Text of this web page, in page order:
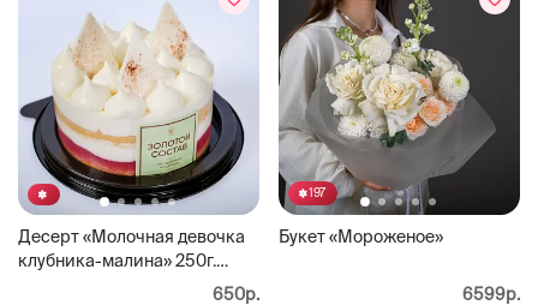
Десерт «Молочная девочка
клубника-малина» 250г.
650р.
197
Букет «Мороженое»
6599р.